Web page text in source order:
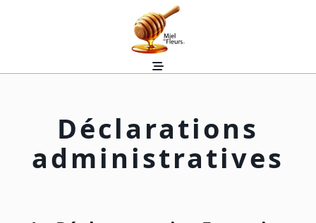
Skip
to
content
Déclarations
administratives